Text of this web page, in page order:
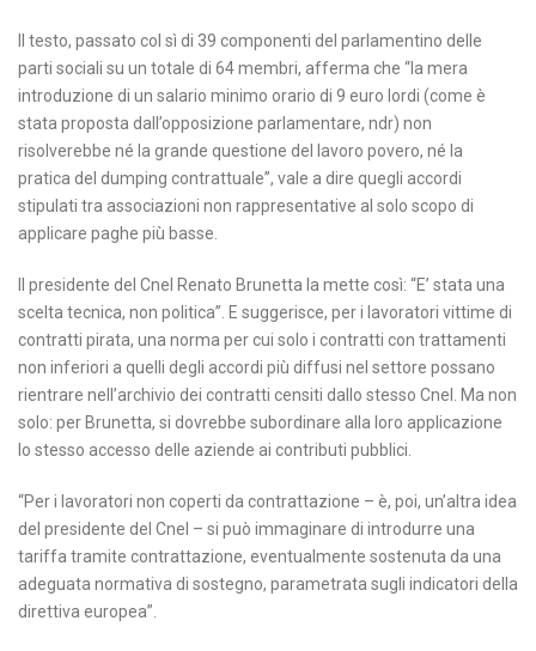
Il testo, passato col sì di 39 componenti del parlamentino delle
parti sociali su un totale di 64 membri, afferma che “la mera
introduzione di un salario minimo orario di 9 euro lordi (come è
stata proposta dall’opposizione parlamentare, ndr) non
risolverebbe né la grande questione del lavoro povero, né la
pratica del dumping contrattuale”, vale a dire quegli accordi
stipulati tra associazioni non rappresentative al solo scopo di
applicare paghe più basse.
Il presidente del Cnel Renato Brunetta la mette così: “E’ stata una
scelta tecnica, non politica”. E suggerisce, per i lavoratori vittime di
contratti pirata, una norma per cui solo i contratti con trattamenti
non inferiori a quelli degli accordi più diffusi nel settore possano
rientrare nell’archivio dei contratti censiti dallo stesso Cnel. Ma non
solo: per Brunetta, si dovrebbe subordinare alla loro applicazione
lo stesso accesso delle aziende ai contributi pubblici.
“Per i lavoratori non coperti da contrattazione – è, poi, un’altra idea
del presidente del Cnel – si può immaginare di introdurre una
tariffa tramite contrattazione, eventualmente sostenuta da una
adeguata normativa di sostegno, parametrata sugli indicatori della
direttiva europea”.